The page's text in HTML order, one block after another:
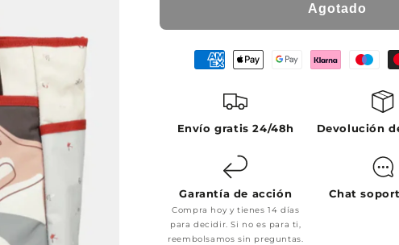
Agotado
Envío gratis 24/48h Devolución
Garantía de acción
Compra hoy y tienes 14 días
para decidir. Si no es para ti,
reembolsamos sin preguntas.
Chat